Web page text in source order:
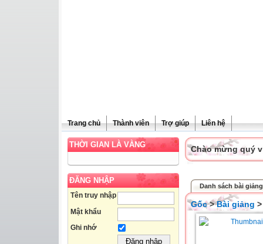
Trang chủ Thành viên Trợ giúp Liên hệ
THỜI GIAN LÀ VÀNG
ĐĂNG NHẬP
Tên truy nhập
Mật khẩu
Ghi nhớ
Chào mừng quý
Danh sách bài
Gốc>Bài giảng